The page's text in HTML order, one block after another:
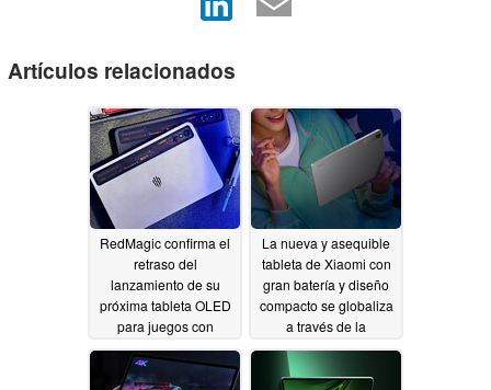
Artículos relacionados
RedMagic confirma el
retraso del
lanzamiento de su
próxima tableta OLED
para juegos con
diseño compacto
05/10/2026
La nueva y asequible
tableta de Xiaomi con
gran batería y diseño
compacto se globaliza
a través de la
importación05/10/2026